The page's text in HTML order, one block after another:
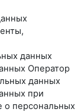
данных
Оператор
данных
при
о персональных